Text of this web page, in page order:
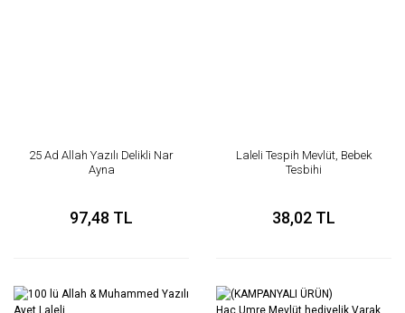
25 Ad Allah Yazılı Delikli Nar
Ayna
97,48 TL
Laleli Tespih Mevlüt, Bebek
Tesbihi
38,02 TL